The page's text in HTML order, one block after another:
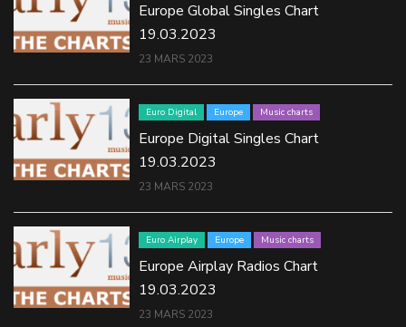
Europe Global Singles Chart
19.03.2023
23 MARS 2023
Euro Digital Europe Music charts
Europe Digital Singles Chart
19.03.2023
23 MARS 2023
Euro Airplay Europe Music charts
Europe Airplay Radios Chart
19.03.2023
23 MARS 2023